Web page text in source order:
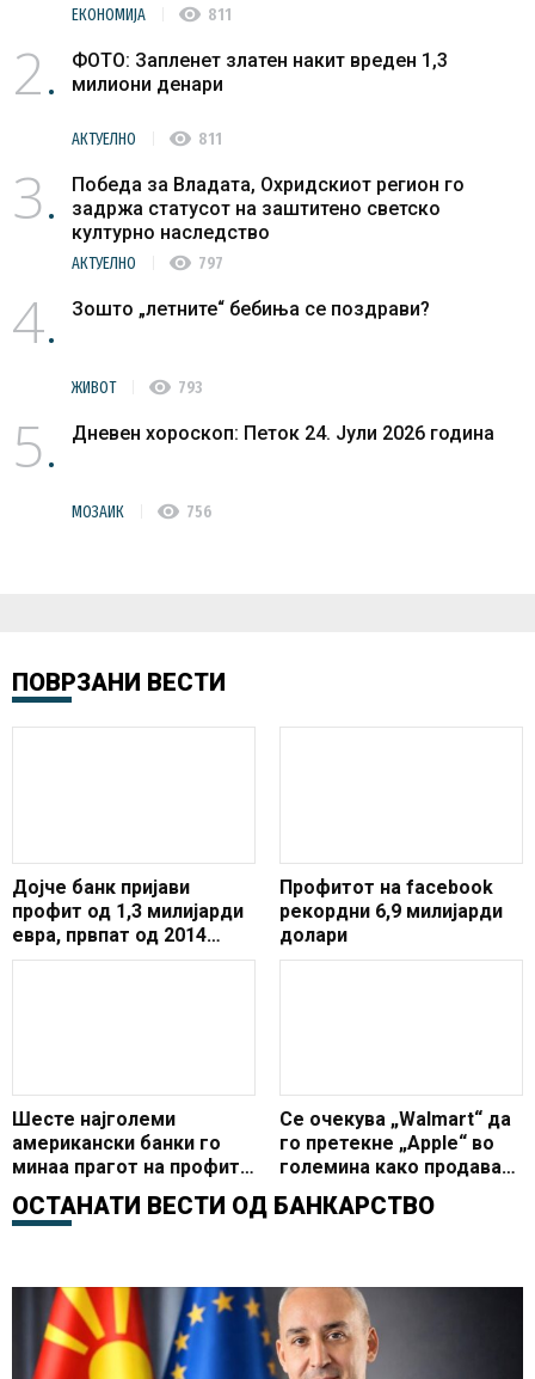
ЕКОНОМИЈА visibility 811
2
ФОТО: Запленет златен накит вреден 1,3
милиони денари
АКТУЕЛНО visibility 811
3
Победа за Владата, Охридскиот регион го
задржа статусот на заштитено светско
културно наследство
АКТУЕЛНО visibility 797
4 Зошто „летните“ бебиња се поздрави?
ЖИВОТ visibility 793
5 Дневен хороскоп: Петок 24. Јули 2026 година
МОЗАИК visibility 756
ПОВРЗАНИ ВЕСТИ
Дојче банк пријави
профит од 1,3 милијарди
евра, првпат од 2014
година
Профитот на facebook
рекордни 6,9 милијарди
долари
Шесте најголеми
американски банки го
минаа прагот на профит
од 100 милијарди долари
Се очекува „Walmart“ да
го претекне „Apple“ во
големина како продавач
на мало
ОСТАНАТИ ВЕСТИ ОД БАНКАРСТВО